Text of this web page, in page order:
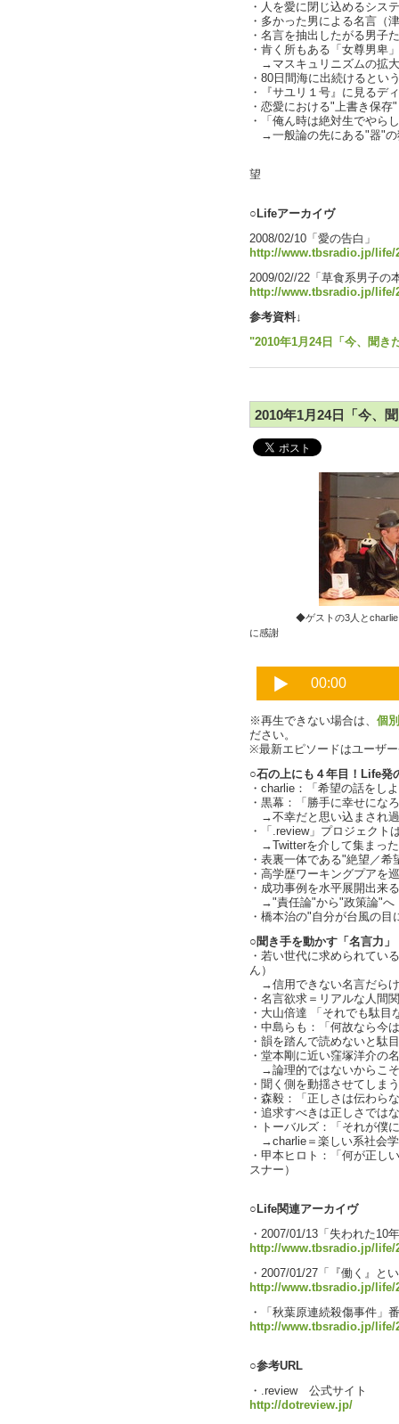
・人を愛に閉じ込めるシス
・多かった男による名言（
・名言を抽出したがる男子
・肯く所もある「女尊男卑
→マスキュリニズムの拡
・80日間海に出続けるとい
・『サユリ１号』に見るデ
・恋愛における"上書き保
・「俺ん時は絶対生でやら
→一般論の先にある"器"の
望
○Lifeアーカイヴ
2008/02/10「愛の告白」
http://www.tbsradio.jp/life/
2009/02//22「草食系男子の
http://www.tbsradio.jp/life/
参考資料↓
"2010年1月24日「今、聞き
2010年1月24日「今、
◆ゲストの3人と
に感謝
※再生できない場合は、 個
ださい。
※最新エピソードはユーザ
○石の上にも４年目！Life発
・charlie：「希望の話をし
・黒幕：「勝手に幸せにな
→不幸だと思い込まされ
・「.review」プロジェクト
→Twitterを介して集まった
・表裏一体である"絶望／希
・高学歴ワーキングプアを
・成功事例を水平展開出来
→"責任論"から"政策論"へ
・橋本治の"自分が台風の
○聞き手を動かす「名言力」
・若い世代に求められてい
ん）
→信用できない名言だら
・名言欲求＝リアルな人間
・大山倍達 「それでも駄
・中島らも：「何故なら今
・韻を踏んで読めないと駄
・堂本剛に近い窪塚洋介の
→論理的ではないからこ
・聞く側を動揺させてしま
・森毅：「正しさは伝わら
・追求すべきは正しさでは
・トーバルズ：「それが僕
→charlie＝楽しい系社会学
・甲本ヒロト：「何が正し
スナー）
○Life関連アーカイヴ
・2007/01/13「失われた10
http://www.tbsradio.jp/life/
・2007/01/27「『働く』と
http://www.tbsradio.jp/life/
・「秋葉原連続殺傷事件」
http://www.tbsradio.jp/life/
○参考URL
・.review 公式サイト
http://dotreview.jp/